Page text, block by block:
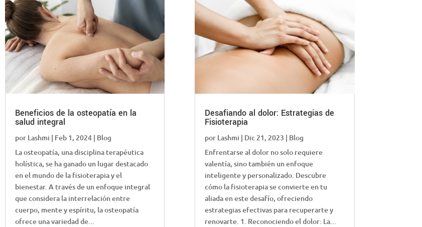
Beneficios de la osteopatía en la
salud integral
por Lashmi | Feb 1, 2024| Blog
La osteopatía, una disciplina terapéutica
holística, se ha ganado un lugar destacado
en el mundo de la fisioterapia y el
bienestar. A través de un enfoque integral
que considera la interrelación entre
cuerpo, mente y espíritu, la osteopatía
ofrece una variedad de...
Desafiando al dolor: Estrategias de
Fisioterapia
por Lashmi | Dic 21, 2023 | Blog
Enfrentarse al dolor no solo requiere
valentía, sino también un enfoque
inteligente y personalizado. Descubre
cómo la fisioterapia se convierte en tu
aliada en este desafío, ofreciendo
estrategias efectivas para recuperarte y
renovarte. 1. Reconociendo el dolor: La...